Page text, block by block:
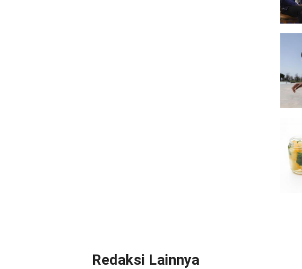
Redaksi Lainnya